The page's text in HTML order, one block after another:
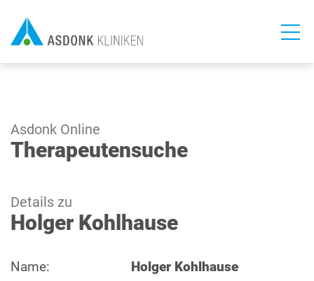
zum
Inhalt
Asdonk Online
Therapeutensuche
Details zu
Holger Kohlhause
Name: Holger Kohlhause